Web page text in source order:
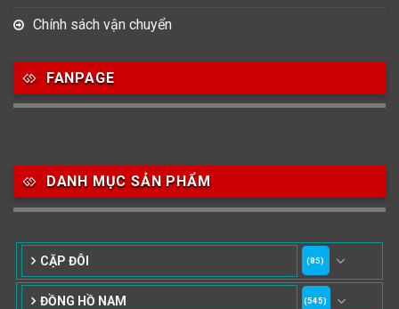
Chính sách vận chuyển
FANPAGE
DANH MỤC SẢN PHẨM
CẶP ĐÔI (85)
ĐỒNG HỒ NAM (545)